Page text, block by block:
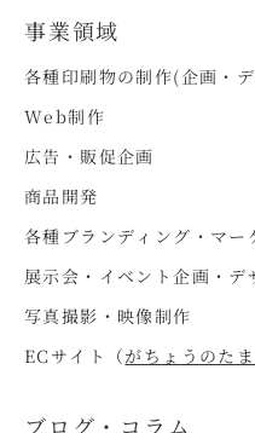
事業領域
各種印刷物の制作(企画・
Web制作
広告・販促企画
商品開発
各種ブランディング・マー
展示会・イベント企画・デ
写真撮影・映像制作
ECサイト（がちょうのた
ブログ・コラム